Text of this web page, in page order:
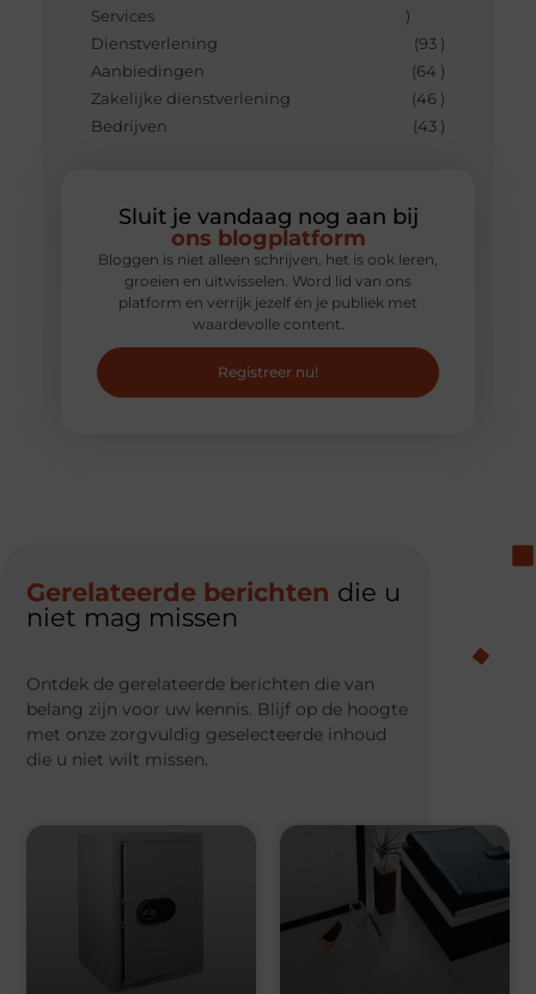
Services
)
Dienstverlening
(93 )
Aanbiedingen
(64 )
Zakelijke dienstverlening
(46 )
Bedrijven
(43 )
Sluit je vandaag nog aan bij
ons blogplatform
Bloggen is niet alleen schrijven, het is ook leren,
groeien en uitwisselen. Word lid van ons
platform en verrijk jezelf én je publiek met
waardevolle content.
Registreer nu!
Gerelateerde berichten die u
niet mag missen
Ontdek de gerelateerde berichten die van
belang zijn voor uw kennis. Blijf op de hoogte
met onze zorgvuldig geselecteerde inhoud
die u niet wilt missen.